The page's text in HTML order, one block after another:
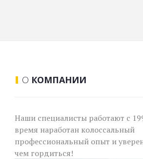
О КОМПАНИИ
Наши специалисты работают с
время наработан колоссальный
профессиональный опыт и
чем гордиться!